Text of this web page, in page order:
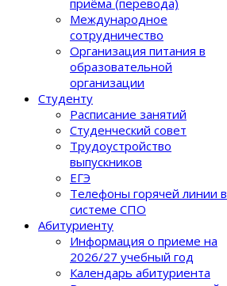
приёма (перевода)
Международное
сотрудничество
Организация питания в
образовательной
организации
Студенту
Расписание занятий
Студенческий совет
Трудоустройство
выпускников
ЕГЭ
Телефоны горячей линии в
системе СПО
Абитуриенту
Информация о приеме на
2026/27 учебный год
Календарь абитуриента